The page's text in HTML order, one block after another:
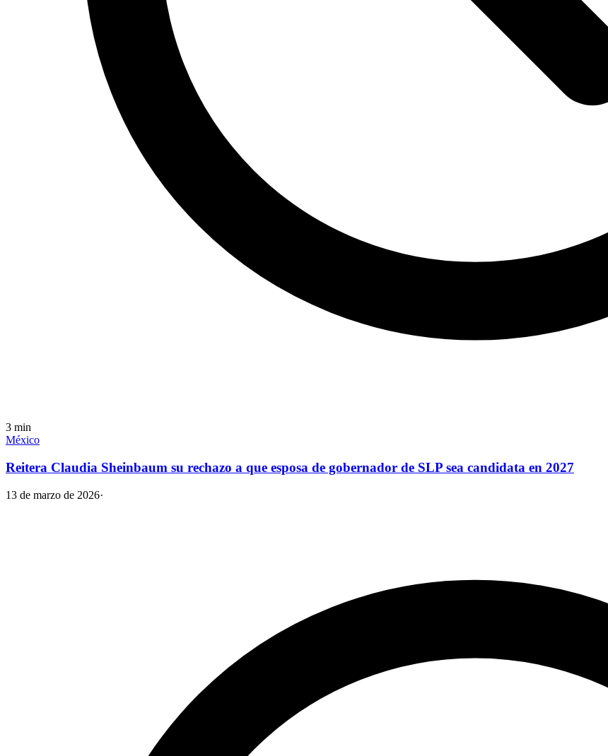
3 min
México
Reitera Claudia Sheinbaum su rechazo a que esposa de gobernador de SLP sea candidata en 2027
13 de marzo de 2026·